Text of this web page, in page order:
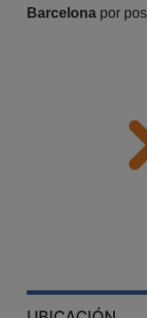
Barcelona por